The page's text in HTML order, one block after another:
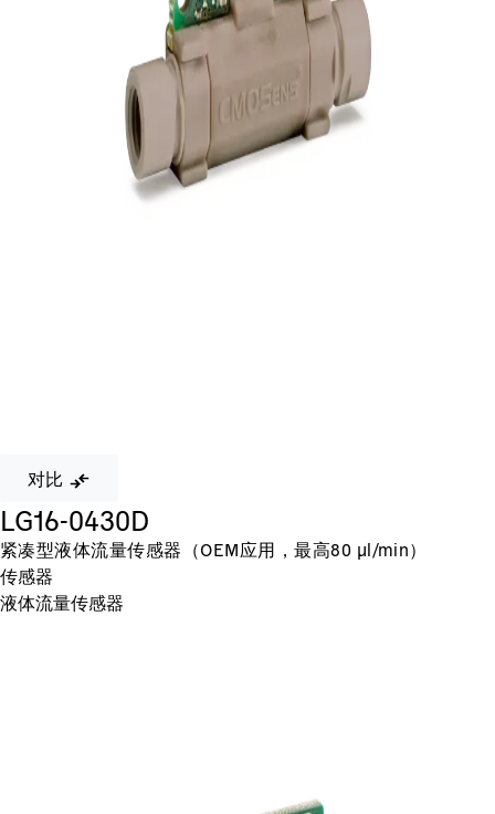
对比
LG16-0430D
紧凑型液体流量传感器（OEM应用，最高80 µl/min）
传感器
液体流量传感器